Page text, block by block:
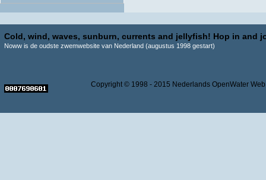
Cold, wind, waves, sunburn, currents and jellyfish! Hop in and
Noww is de oudste zwemwebsite van Nederland (augustus 1998 gestart)
Copyright © 1998 - 2015 Nederlands OpenWater